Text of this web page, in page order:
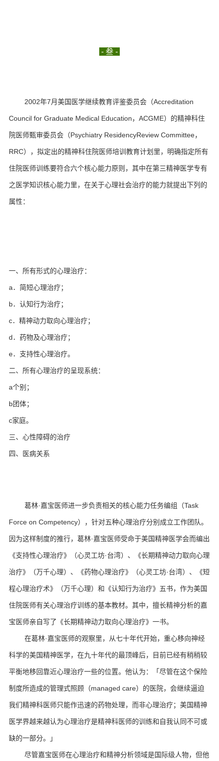
- 叁 -
2002年7月美国医学继续教育评鉴委员会（Accreditation
Council for Graduate Medical Education，ACGME）的精神科住
院医师甄审委员会（Psychiatry ResidencyReview Committee，
RRC），拟定出的精神科住院医师培训教育计划里，明确指定所有
住院医师训练要符合六个核心能力原则，其中在第三精神医学专有
之医学知识核心能力里，在关于心理社会治疗的能力就提出下列的
属性：
一、所有形式的心理治疗：
a．简短心理治疗；
b．认知行为治疗；
c．精神动力取向心理治疗；
d．药物及心理治疗；
e．支持性心理治疗。
二、所有心理治疗的呈现系统：
a个别；
b团体；
c家庭。
三、心性障碍的治疗
四、医病关系
葛林·嘉宝医师进一步负责相关的核心能力任务编组（Task
Force on Competency），针对五种心理治疗分别成立工作团队。
因为这样制度的推行，葛林·嘉宝医师受命于美国精神医学会而编出
《支持性心理治疗》（心灵工坊·台湾）、《长期精神动力取向心理
治疗》（万千心理）、《药物心理治疗》（心灵工坊·台湾）、《短
程心理治疗术》（万千心理）和《认知行为治疗》五书，作为美国
住院医师有关心理治疗训练的基本教材。 其中，擅长精神分析的嘉
宝医师亲自写了《长期精神动力取向心理治疗》一书。
在葛林·嘉宝医师的观察里，从七十年代开始，重心移向神经
科学的美国精神医学，在九十年代的最顶峰后，目前已经有稍稍较
平衡地移回靠近心理治疗一些的位置。 他认为： 「尽管在这个保险
制度所造成的管理式照顾（managed care）的医院，会继续逼迫
我们精神科医师只能作迅速的药物处理，而非心理治疗； 美国精神
医学界越来越认为心理治疗是精神科医师的训练和自我认同不可或
缺的一部分。 」
尽管嘉宝医师在心理治疗和精神分析领域是国际级人物，但他